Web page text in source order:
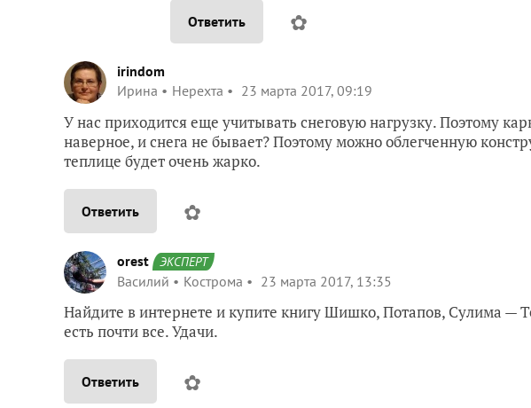
Ответить ✿
irindom
Ирина
Нерехта 23 марта 2017, 09:19
У нас приходится еще учитывать снеговую нагрузку. Поэтому
наверное, и снега не бывает? Поэтому можно облегченную
теплице будет очень жарко.
Ответить ✿
orest ЭКСПЕРТ
Василий Кострома 23 марта 2017, 13:35
Найдите в интернете и купите книгу Шишко, Потапов, Сулима —
есть почти все. Удачи.
Ответить ✿